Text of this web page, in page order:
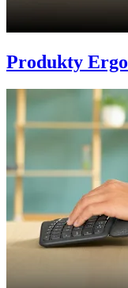
Produkty Ergo